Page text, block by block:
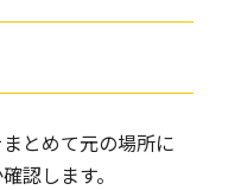
とめて元の場所に
認します。